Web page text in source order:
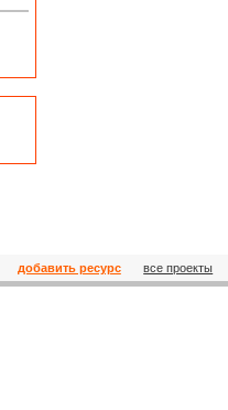
добавить ресурс все проекты